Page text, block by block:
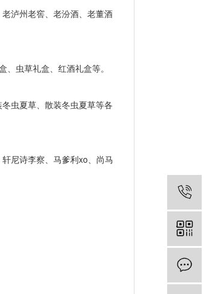
泸州老窖、老汾酒、老董酒
虫草礼盒、红酒礼盒等。
虫夏草、散装冬虫夏草等各
尼诗李察、马爹利xo、尚马